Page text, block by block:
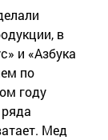
в
и «Азбука
по
году
Мед